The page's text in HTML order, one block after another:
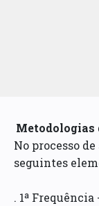
Metodologias
No processo
seguintes
. 1ª Frequência